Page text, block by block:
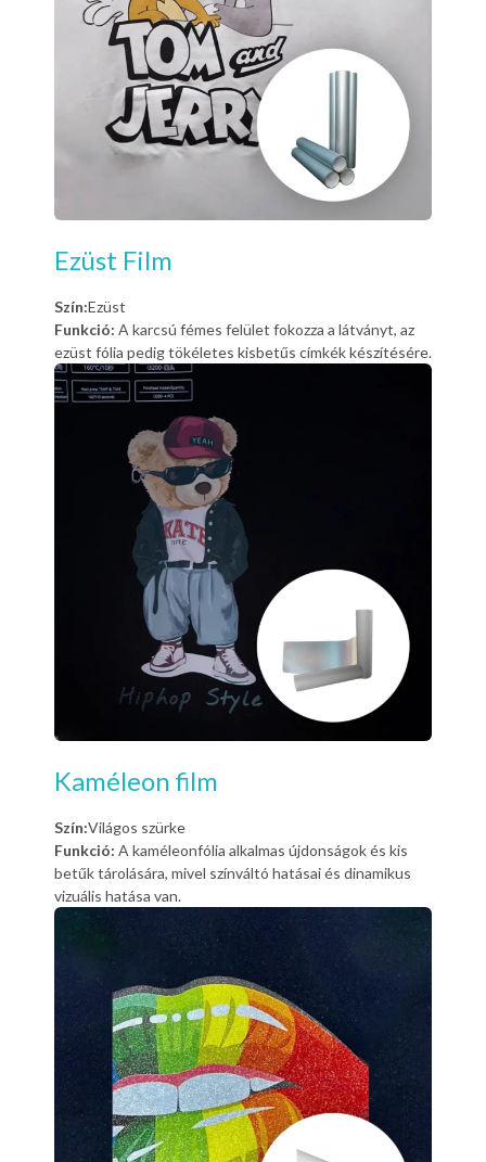
Ezüst Film
Szín:Ezüst
Funkció: A karcsú fémes felület fokozza a látványt, az
ezüst fólia pedig tökéletes kisbetűs címkék készítésére.
Kaméleon film
Szín:Világos szürke
Funkció: A kaméleonfólia alkalmas újdonságok és kis
betűk tárolására, mivel színváltó hatásai és dinamikus
vizuális hatása van.